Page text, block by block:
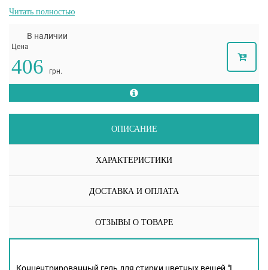
Удаляет запах пота, не оставляет пятен, не вызывает раздражений и
Гель не содержит фосфатов, поэтому безопасен как при стирке, так и во
время эксплуатации вещей.
Читать полностью
В наличии
Цена
406 грн.
ОПИСАНИЕ
ХАРАКТЕРИСТИКИ
ДОСТАВКА И ОПЛАТА
ОТЗЫВЫ О ТОВАРЕ